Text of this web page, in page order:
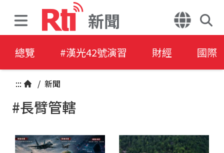
新聞
總覽 #漢光42號演習 財經 國際
::: / 新聞
#長臂管轄